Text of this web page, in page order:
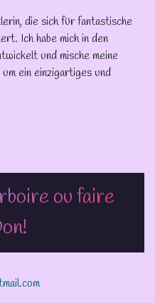
die sich für fantastische
Ich habe mich in den
und mische meine
ein einzigartiges und
ou faire